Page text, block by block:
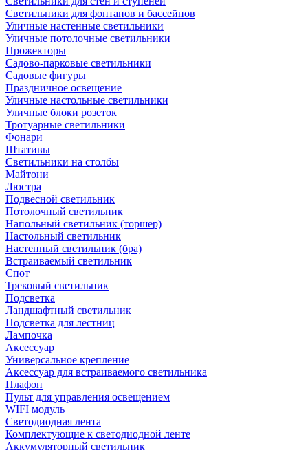
Светильники для фонтанов и бассейнов
Уличные настенные светильники
Уличные потолочные светильники
Прожекторы
Садово-парковые светильники
Садовые фигуры
Праздничное освещение
Уличные настольные светильники
Уличные блоки розеток
Тротуарные светильники
Фонари
Штативы
Светильники на столбы
Майтони
Люстра
Подвесной светильник
Потолочный светильник
Напольный светильник (торшер)
Настольный светильник
Настенный светильник (бра)
Встраиваемый светильник
Спот
Трековый светильник
Подсветка
Ландшафтный светильник
Подсветка для лестниц
Лампочка
Аксессуар
Универсальное крепление
Аксессуар для встраиваемого светильника
Плафон
Пульт для управления освещением
WIFI модуль
Светодиодная лента
Комплектующие к светодиодной ленте
Аккумуляторный светильник